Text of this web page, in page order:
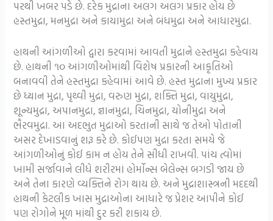
પરથી ખબર પડે છે. દરેક મુદ્રાના અલગ અલગ પ્રકાર હોય છે
હસ્તમુદ્રા, મનમુદ્રા અને કાયામુદ્રા અને બંધમુદ્રા અને આધારમુદ્રા.
હાથની આંગળીઓ દ્વારા કરવામાં આવતી મુદ્રાને હસ્તમુદ્રા કહેવાય
છે. હાથની ૧૦ આંગળીઓમાંથી વિશેષ પ્રકારની આકૃતિઓ
બનાવવી તેને હસ્તમુદ્રા કહેવામાં આવે છે. હસ્ત મુદ્રાના મુખ્ય પ્રકાર
છે ધ્યાન મુદ્રા, પૃથ્વી મુદ્રા, વરુણ મુદ્રા, શક્તિ મુદ્રા, વાયુમુદ્રા,
શૂન્યમુદ્રા, અપાનમુદ્રા, જ્ઞાનમુદ્રા, ચિનમુદ્રા, યોનીમુદ્રા અને
ભૈરવમુદ્રા. આ અદભુત મુદ્રાઓ કરતાની સાથે જ તેઓ પોતાની
અસર દેખાડવાનું શરૂ કરે છે. કોઈપણ મુદ્રા કરતા સમયે જે
આંગળીઓનું કોઈ કામ ન હોય તેને સીધી રાખવી. પાંચ ત્વોમાં
ખામી સર્જાવાને લીધે શરીરમાં હોર્મોન્સ બેલેન્સ બગડી જાય છે
અને તેના કારણે વ્યક્તિને રોગ થાય છે. અને મુદ્રાશાસ્ત્રની મદદથી
હાથની કેટલીક ખાસ મુદ્રાઓના આધારે જ પ્રેશર આપીને કોઈ
પણ રોગોને મૂળ માંથી દુર કરી શકાય છે.